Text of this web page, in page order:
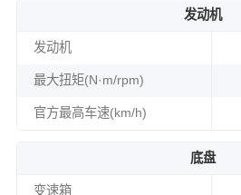
发动机
发动机
最大扭矩(N·m/rpm)
官方最高车速(km/h)
底盘
变速箱